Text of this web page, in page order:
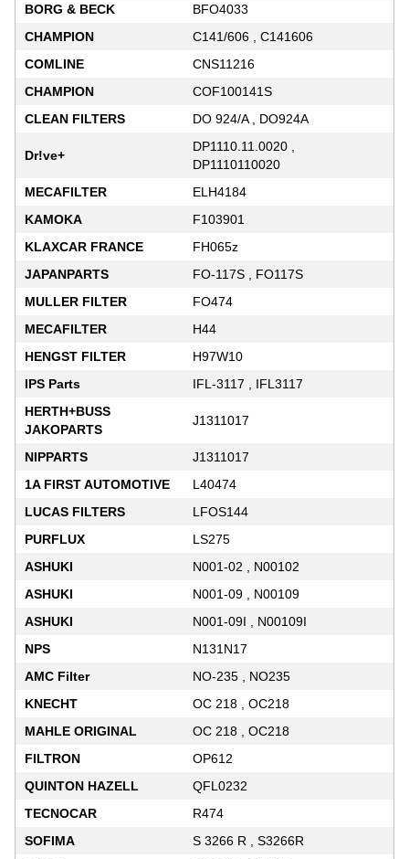
BORG & BECK
BFO4033
CHAMPION
C141/606 , C141606
COMLINE
CNS11216
CHAMPION
COF100141S
CLEAN FILTERS
DO 924/A , DO924A
Dr!ve+
DP1110.11.0020 ,
DP1110110020
MECAFILTER
ELH4184
KAMOKA
F103901
KLAXCAR FRANCE
FH065z
JAPANPARTS
FO-117S , FO117S
MULLER FILTER
FO474
MECAFILTER
H44
HENGST FILTER
H97W10
IPS Parts
IFL-3117 , IFL3117
HERTH+BUSS
JAKOPARTS
J1311017
NIPPARTS
J1311017
1A FIRST AUTOMOTIVE
L40474
LUCAS FILTERS
LFOS144
PURFLUX
LS275
ASHUKI
N001-02 , N00102
ASHUKI
N001-09 , N00109
ASHUKI
N001-09I , N00109I
NPS
N131N17
AMC Filter
NO-235 , NO235
KNECHT
OC 218 , OC218
MAHLE ORIGINAL
OC 218 , OC218
FILTRON
OP612
QUINTON HAZELL
QFL0232
TECNOCAR
R474
SOFIMA
S 3266 R , S3266R